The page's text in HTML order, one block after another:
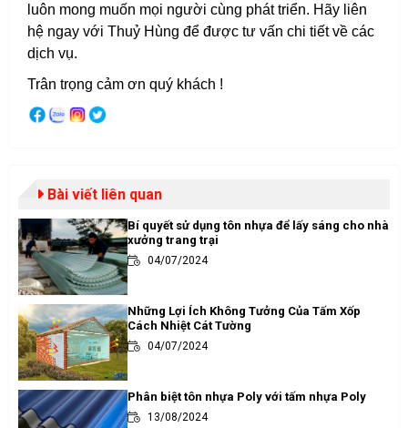
luôn mong muốn mọi người cùng phát triển. Hãy liên
hệ ngay với Thuỷ Hùng để được tư vấn chi tiết về các
dịch vụ.
Trân trọng cảm ơn quý khách !
Bài viết liên quan
Bí quyết sử dụng tôn nhựa để lấy sáng cho nhà
xưởng trang trại
04/07/2024
Những Lợi Ích Không Tưởng Của Tấm Xốp
Cách Nhiệt Cát Tường
04/07/2024
Phân biệt tôn nhựa Poly với tấm nhựa Poly
13/08/2024